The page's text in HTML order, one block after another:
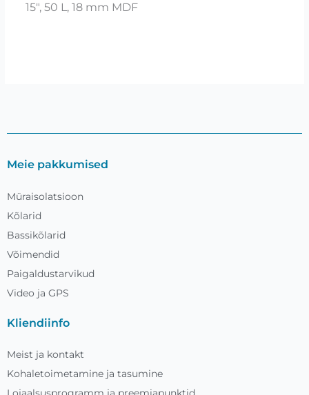
15″, 50 L, 18 mm MDF
Meie pakkumised
Müraisolatsioon
Kõlarid
Bassikõlarid
Võimendid
Paigaldustarvikud
Video ja GPS
Kliendiinfo
Meist ja kontakt
Kohaletoimetamine ja tasumine